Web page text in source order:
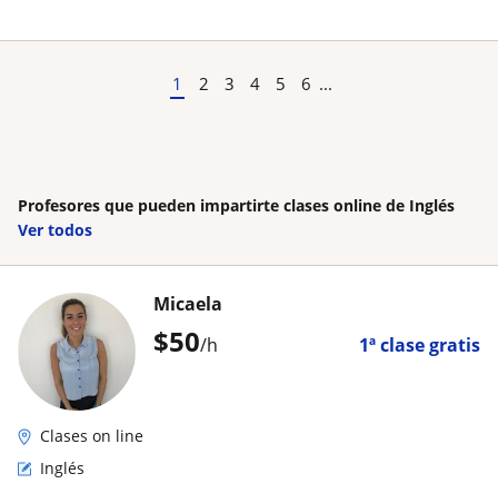
1 2 3 4 5 6 ...
Profesores que pueden impartirte clases online de Inglés
Ver todos
$50/h 1ª clase gratis
Micaela
Clases on line
Inglés